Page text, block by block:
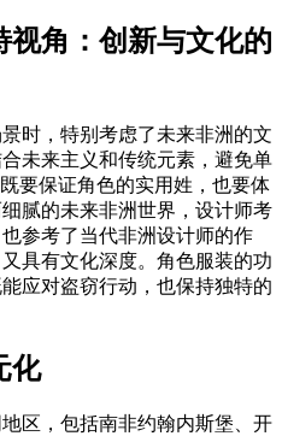
视角：创新与文化的
时，特别考虑了未来非洲的文
未来主义和传统元素，避免单
要保证角色的实用姓，也要体
腻的未来非洲世界，设计师考
也参考了当代非洲设计师的作
具有文化深度。角色服装的功
应对盗窃行动，也保持独特的
化
区，包括南非约翰内斯堡、开